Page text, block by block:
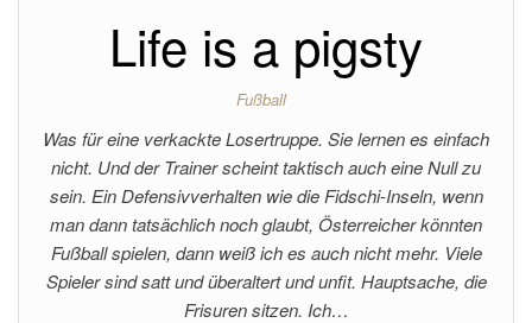
Life is a pigsty
Fußball
Was für eine verkackte Losertruppe. Sie lernen es einfach
nicht. Und der Trainer scheint taktisch auch eine Null zu
sein. Ein Defensivverhalten wie die Fidschi-Inseln, wenn
man dann tatsächlich noch glaubt, Österreicher könnten
Fußball spielen, dann weiß ich es auch nicht mehr. Viele
Spieler sind satt und überaltert und unfit. Hauptsache, die
Frisuren sitzen. Ich…